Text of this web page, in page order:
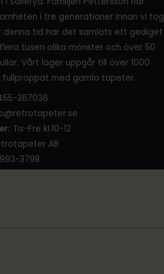
i tre generationer innan vi tog
denna tid har det samlats ett gediget
tusen olika mönster och över 50
Vårt lager uppgår till över 1000
fullproppat med gamla tapeter.
367036
Tis-Fre kl.10-12
AB
3798